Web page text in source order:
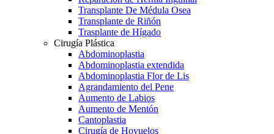
Transplante De Médula Osea
Transplante de Riñón
Trasplante de Hígado
Cirugía Plástica
Abdominoplastia
Abdominoplastia extendida
Abdominoplastia Flor de Lis
Agrandamiento del Pene
Aumento de Labios
Aumento de Mentón
Cantoplastia
Cirugía de Hoyuelos